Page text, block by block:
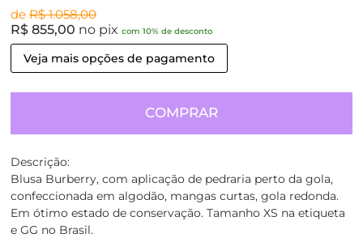
de R$ 1.058,00
R$ 855,00 no pix com 10% de desconto
Veja mais opções de pagamento
COMPRAR
Descrição:
Blusa Burberry, com aplicação de pedraria perto da gola,
confeccionada em algodão, mangas curtas, gola redonda.
Em ótimo estado de conservação. Tamanho XS na etiqueta
e GG no Brasil.